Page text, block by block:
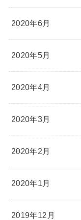
2020年6月
2020年5月
2020年4月
2020年3月
2020年2月
2020年1月
2019年12月